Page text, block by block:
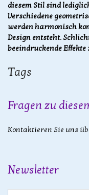
diesem Stil sind
Verschiedene
werden harmonisch
Design entsteht.
beeindruckende Effekte
Tags
Fragen zu
Kontaktieren Sie uns
Newsletter